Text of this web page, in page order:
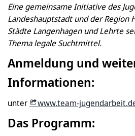
Eine gemeinsame Initiative des
Landeshauptstadt und der Region
Städte Langenhagen und Lehrte
Thema legale Suchtmittel.
Anmeldung und
Informationen:
unter www.team-
Das Programm: